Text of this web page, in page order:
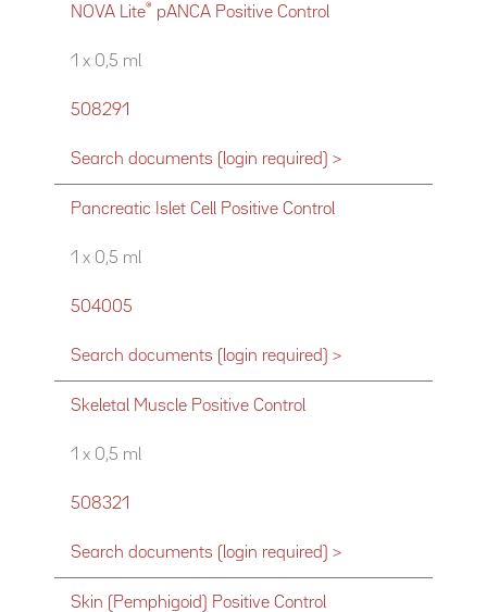
NOVA Lite® pANCA Positive Control
1 x 0,5 ml
508291
Search documents (login required) >
Pancreatic Islet Cell Positive Control
1 x 0,5 ml
504005
Search documents (login required) >
Skeletal Muscle Positive Control
1 x 0,5 ml
508321
Search documents (login required) >
Skin (Pemphigoid) Positive Control